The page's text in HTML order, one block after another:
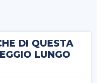
DI QUESTA
LUNGO